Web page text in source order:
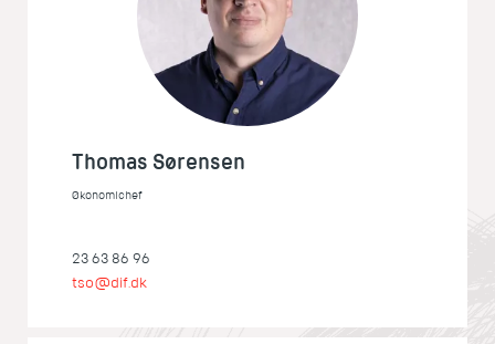
Thomas Sørensen
Økonomichef
23 63 86 96
tso@dif.dk